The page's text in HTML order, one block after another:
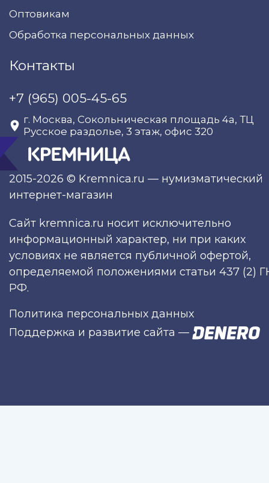
2015-2026 © Kremnica.ru — нумизматический
интернет-магазин
Оптовикам
Обработка персональных данных
Контакты
+7 (965) 005-45-65
г. Москва, Сокольническая площадь 4а, ТЦ
Русское раздолье, 3 этаж, офис 320
Сайт kremnica.ru носит исключительно
информационный характер, ни при каких
условиях не является публичной офертой,
определяемой положениями статьи 437 (2)
РФ.
Политика персональных данных
Поддержка и развитие сайта —